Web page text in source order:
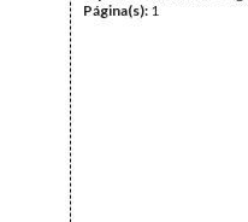
Página(s): 1